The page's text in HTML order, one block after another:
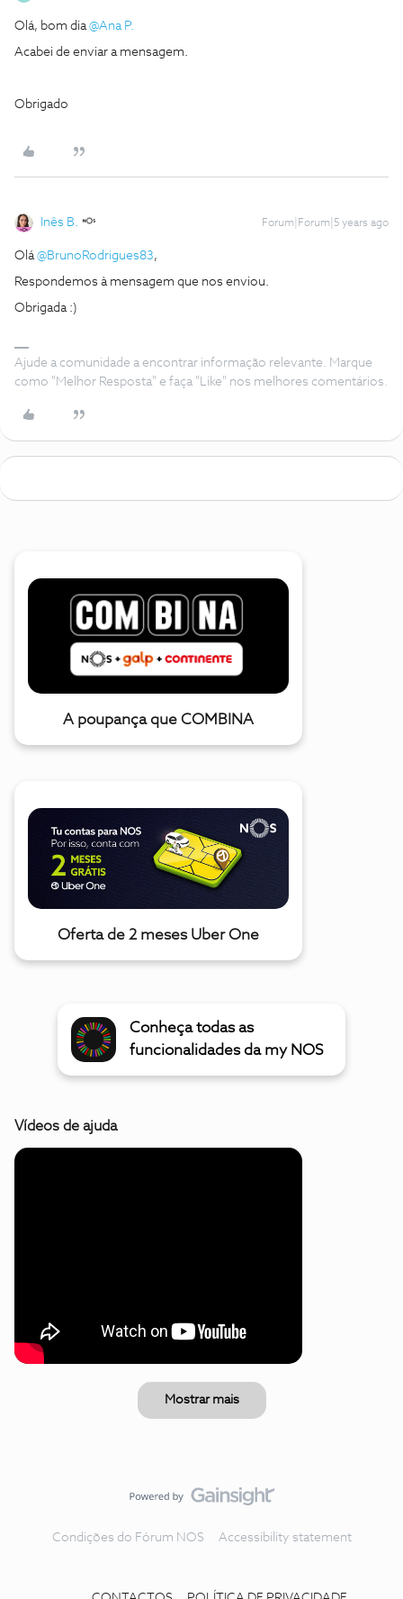
Olá, bom dia@Ana P.
Acabei de enviar a mensagem.
Obrigado
Inês B. Forum|Forum|5 years ago
Olá@BrunoRodrigues83,
Respondemos à mensagem que nos enviou.
Obrigada :)
Ajude a comunidade a encontrar informação relevante. Marque
como "Melhor Resposta" e faça "Like" nos melhores comentários.
A poupança que COMBINA
Oferta de 2 meses Uber One
Conheça todas as
funcionalidades da my NOS
Vídeos de ajuda
Mostrar mais
Condições do Fórum NOS Accessibility statement